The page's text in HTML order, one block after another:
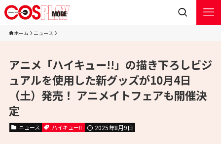
ホーム ニュース
アニメ「ハイキュー!!」の描き下ろしビジ
ュアルを使用した新グッズが10月4日
（土）発売！ アニメイトフェアも開催決
定
ニュース ハイキュー!! 2025年8月9日